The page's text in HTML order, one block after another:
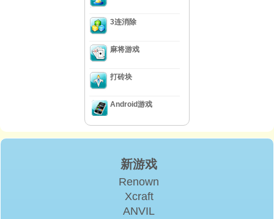
3连消除
麻将游戏
打砖块
Android游戏
新游戏
Renown
Xcraft
ANVIL